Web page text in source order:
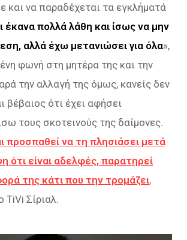
και να παραδέχεται τα εγκλήματά
έκανα πολλά λάθη και ίσως να μην
αλλά έχω μετανιώσει για όλα»,
φωνή στη μητέρα της και την
την αλλαγή της όμως, κανείς δεν
βέβαιος ότι έχει αφήσει
τους σκοτεινούς της δαίμονες.
προσπαθεί να τη πλησιάσει μετά
ότι είναι αδελφές, παρατηρεί
της κάτι που την τρομάζει,
Σίριαλ.